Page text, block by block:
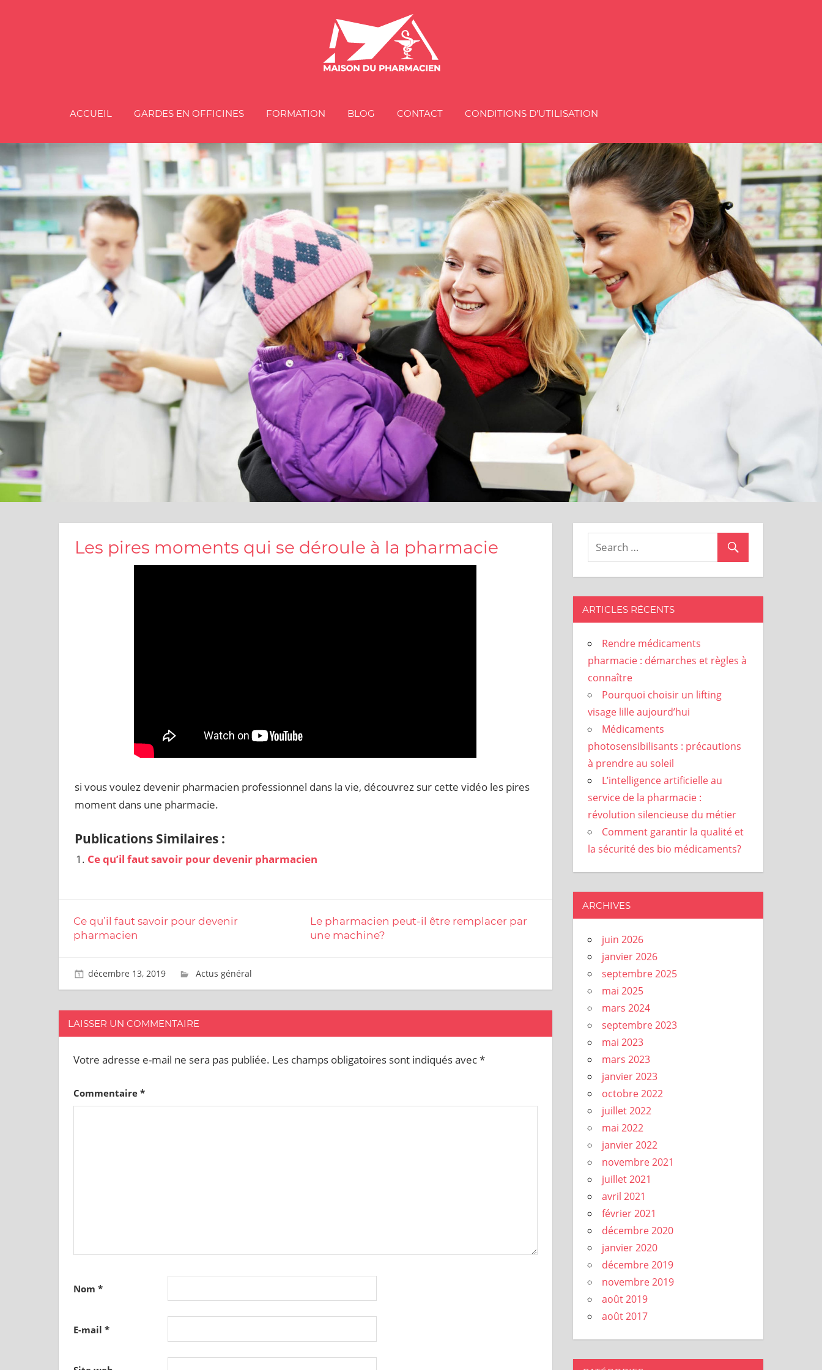
ACCUEIL GARDES EN OFFICINES FORMATION BLOG CONTACT CONDITIONS D’UTILISATION
Les pires moments qui se déroule à la pharmacie
si vous voulez devenir pharmacien professionnel dans la vie, découvrez sur cette vidéo les pires
moment dans une pharmacie.
Publications Similaires :
Ce qu’il faut savoir pour devenir pharmacien
Ce qu’il faut savoir pour devenir
pharmacien
Le pharmacien peut-il être remplacer par
une machine?
décembre 13, 2019 Mark C.
Actus général
LAISSER UN COMMENTAIRE
Votre adresse e-mail ne sera pas publiée. Les champs obligatoires sont indiqués avec*
Commentaire *
Nom *
E-mail *
ARTICLES RÉCENTS
Rendre médicaments
pharmacie : démarches et règles à
connaître
Pourquoi choisir un lifting
visage lille aujourd’hui
Médicaments
photosensibilisants : précautions
à prendre au soleil
L’intelligence artificielle au
service de la pharmacie :
révolution silencieuse du métier
Comment garantir la qualité et
la sécurité des bio médicaments?
ARCHIVES
juin 2026
janvier 2026
septembre 2025
mai 2025
mars 2024
septembre 2023
mai 2023
mars 2023
janvier 2023
octobre 2022
juillet 2022
mai 2022
janvier 2022
novembre 2021
juillet 2021
avril 2021
février 2021
décembre 2020
janvier 2020
décembre 2019
novembre 2019
août 2019
août 2017